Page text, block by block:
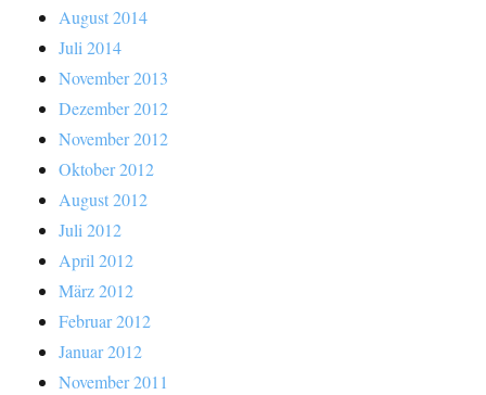
August 2014
Juli 2014
November 2013
Dezember 2012
November 2012
Oktober 2012
August 2012
Juli 2012
April 2012
März 2012
Februar 2012
Januar 2012
November 2011